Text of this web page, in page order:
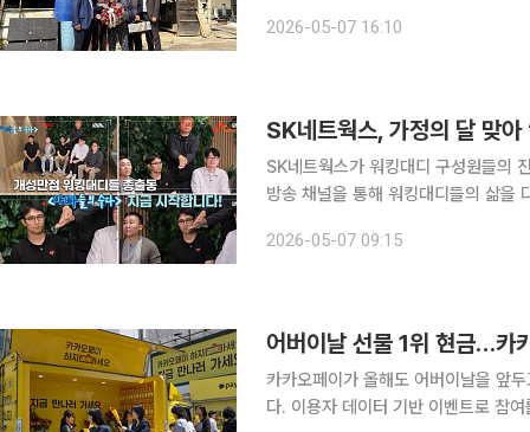
앞둔 7일 남녀 최고령 조합원 가정을
2026-05-07 16:10
SK네트웍스, 가정의 달 맞아
SK네트웍스가 워킹대디 구성원들의 진솔한
방송 채널을 통해 워킹대디들의 삶을
2026-05-07 09:15
어버이날 선물 1위 현금…카
카카오페이가 올해도 어버이날을 앞
다. 이용자 데이터 기반 이벤트로 참